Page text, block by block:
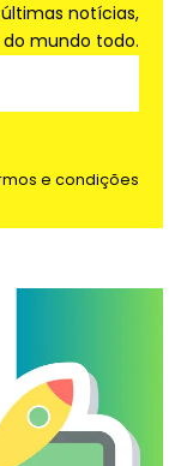
notícias,
mundo todo.
e condições